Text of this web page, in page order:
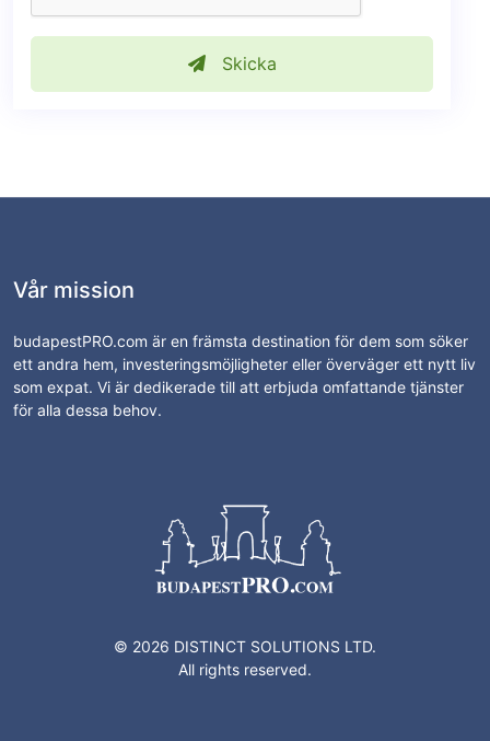
Skicka
Vår mission
budapestPRO.com är en främsta destination för dem som söker
ett andra hem, investeringsmöjligheter eller överväger ett nytt liv
som expat. Vi är dedikerade till att erbjuda omfattande tjänster
för alla dessa behov.
© 2026 DISTINCT SOLUTIONS LTD.
All rights reserved.